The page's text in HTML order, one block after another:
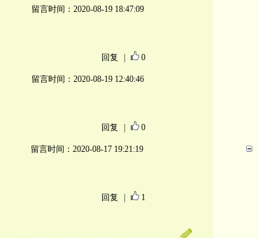
留言时间：2020-08-19 18:47:09
回复 0
留言时间：2020-08-19 12:40:46
回复 0
留言时间：2020-08-17 19:21:19
回复 1